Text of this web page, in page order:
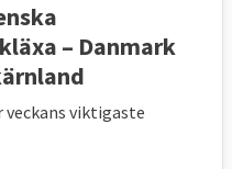
– Danmark
viktigaste